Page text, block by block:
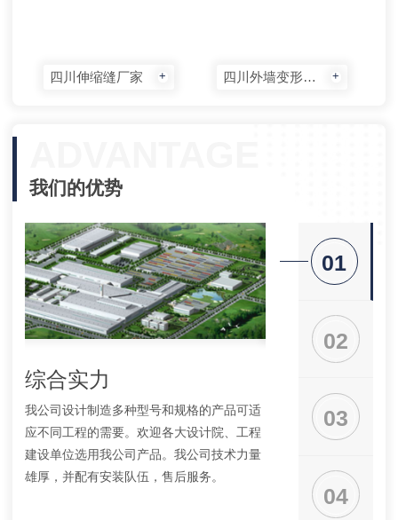
四川伸缩缝厂家 + 四川外墙变形缝定制 +
我们的优势
01
02
03
04
综合实力
我公司设计制造多种型号和规格的产品可适
应不同工程的需要。欢迎各大设计院、工程
建设单位选用我公司产品。我公司技术力量
雄厚，并配有安装队伍，售后服务。
是一家专业从事变形
业，为客户提供优良
缝，沉降缝，伸缩缝建